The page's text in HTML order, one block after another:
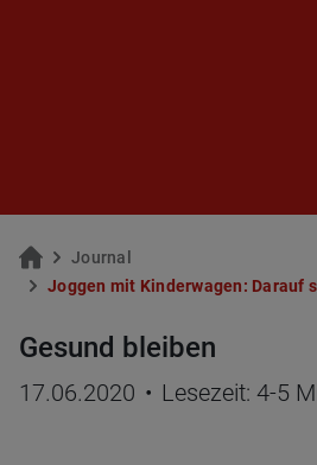
Jour­nal
Jog­gen mit Kin­der­wa­gen: Dar­auf
Gesund bleiben
17.06.2020 • Lesezeit: 4-5